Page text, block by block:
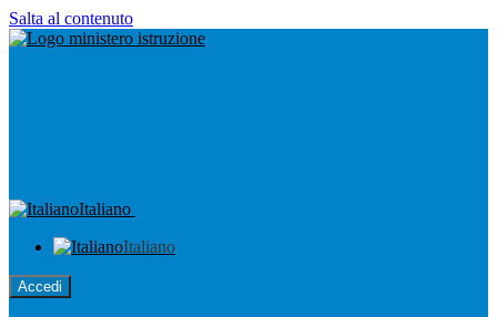
Salta al contenuto
Italiano
Italiano
Accedi